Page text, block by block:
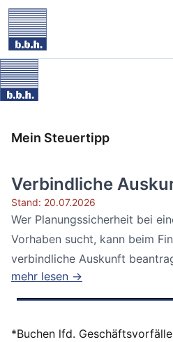
Mein Steuertipp
Verbindliche
Stand: 20.07.2026
Wer Planungssicherheit bei
Vorhaben sucht, kann beim
verbindliche Auskunft
Bundesfinanzhof...
mehr lesen →
*Buchen lfd. Geschäftsvorfälle